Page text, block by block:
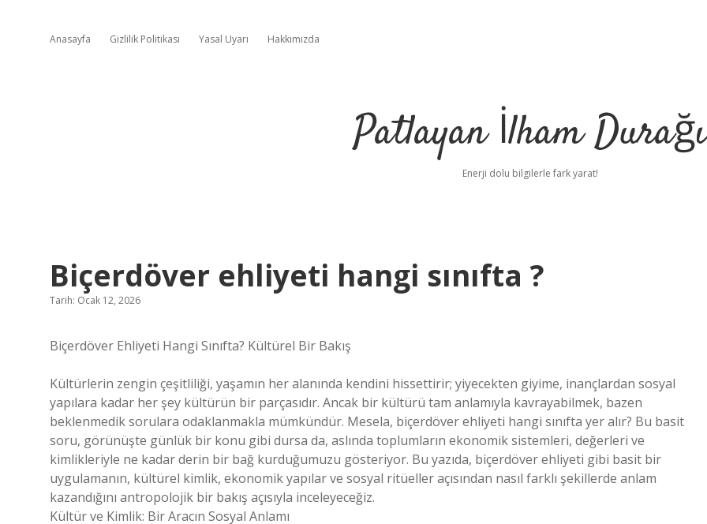
Anasayfa Gizlilik Politikası Yasal Uyarı Hakkımızda
Patlayan İlham Durağı
Enerji dolu bilgilerle fark yarat!
Biçerdöver ehliyeti hangi sınıfta ?
Tarih: Ocak 12, 2026
Biçerdöver Ehliyeti Hangi Sınıfta? Kültürel Bir Bakış
Kültürlerin zengin çeşitliliği, yaşamın her alanında kendini hissettirir; yiyecekten giyime, inançlardan sosyal
yapılara kadar her şey kültürün bir parçasıdır. Ancak bir kültürü tam anlamıyla kavrayabilmek, bazen
beklenmedik sorulara odaklanmakla mümkündür. Mesela, biçerdöver ehliyeti hangi sınıfta yer alır? Bu basit
soru, görünüşte günlük bir konu gibi dursa da, aslında toplumların ekonomik sistemleri, değerleri ve
kimlikleriyle ne kadar derin bir bağ kurduğumuzu gösteriyor. Bu yazıda, biçerdöver ehliyeti gibi basit bir
uygulamanın, kültürel kimlik, ekonomik yapılar ve sosyal ritüeller açısından nasıl farklı şekillerde anlam
kazandığını antropolojik bir bakış açısıyla inceleyeceğiz.
Kültür ve Kimlik: Bir Aracın Sosyal Anlamı